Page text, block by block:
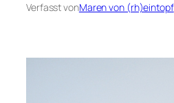
Verfasst vonMaren von (rh)eintopf